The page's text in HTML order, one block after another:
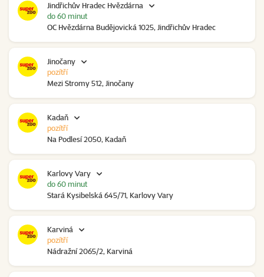
Jindřichův Hradec Hvězdárna
OC Hvězdárna Budějovická 1025, Jindřichův Hradec
do 60 minut
Jinočany
Mezi Stromy 512, Jinočany
pozítří
Kadaň
Na Podlesí 2050, Kadaň
pozítří
Karlovy Vary
Stará Kysibelská 645/71, Karlovy Vary
do 60 minut
Karviná
Nádražní 2065/2, Karviná
pozítří